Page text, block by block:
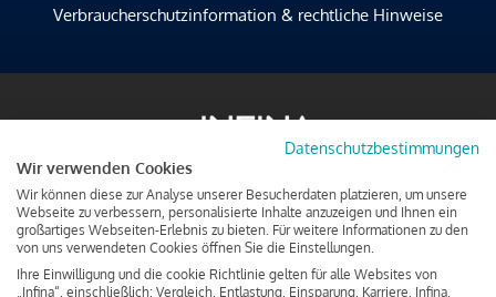
Verbraucherschutzinformation & rechtliche Hinweise
Datenschutzbestimmungen
Wir verwenden Cookies
Wir können diese zur Analyse unserer Besucherdaten platzieren, um unsere
Webseite zu verbessern, personalisierte Inhalte anzuzeigen und Ihnen ein
großartiges Webseiten-Erlebnis zu bieten. Für weitere Informationen zu den
von uns verwendeten Cookies öffnen Sie die Einstellungen.
Ihre Einwilligung und die cookie Richtlinie gelten für alle Websites von
„Infina“, einschließlich: Vergleich, Entlastung, Einsparung, Karriere, Infina.